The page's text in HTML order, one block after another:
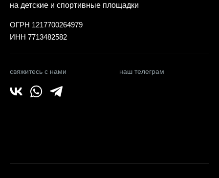
на детские и спортивные площадки
ОГРН 1217700264979
ИНН 7713482582
свяжитесь с нами наш телеграм